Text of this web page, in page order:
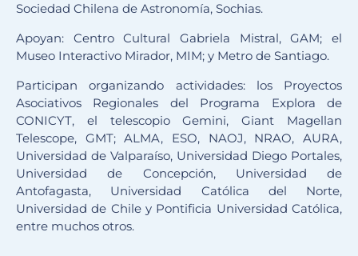
Sociedad Chilena de Astronomía, Sochias.
Apoyan: Centro Cultural Gabriela Mistral, GAM; el
Museo Interactivo Mirador, MIM; y Metro de Santiago.
Participan organizando actividades: los Proyectos
Asociativos Regionales del Programa Explora de
CONICYT, el telescopio Gemini, Giant Magellan
Telescope, GMT; ALMA, ESO, NAOJ, NRAO, AURA,
Universidad de Valparaíso, Universidad Diego Portales,
Universidad de Concepción, Universidad de
Antofagasta, Universidad Católica del Norte,
Universidad de Chile y Pontificia Universidad Católica,
entre muchos otros.